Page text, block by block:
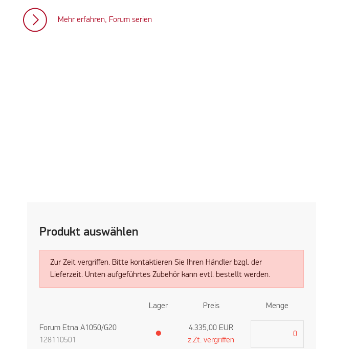
Mehr erfahren, Forum serien
Produkt auswählen
Zur Zeit vergriffen. Bitte kontaktieren Sie Ihren Händler bzgl. der
Lieferzeit. Unten aufgeführtes Zubehör kann evtl. bestellt werden.
Lager Preis Menge
Forum Etna A1050/G20
128110501
●
4.335,00 EUR
z.Zt. vergriffen